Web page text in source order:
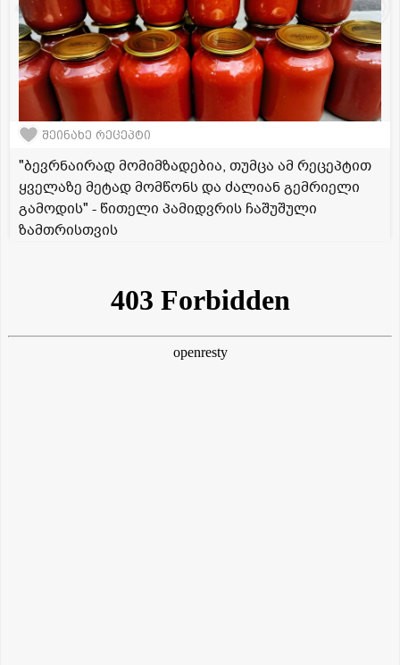
შეინახე რეცეპტი
"ბევრნაირად მომიმზადებია, თუმცა ამ რეცეპტით
ყველაზე მეტად მომწონს და ძალიან გემრიელი
გამოდის" - წითელი პამიდვრის ჩაშუშული
ზამთრისთვის